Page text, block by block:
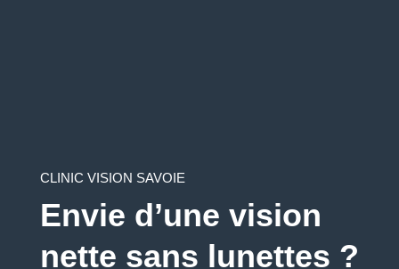
CLINIC VISION SAVOIE
Envie d’une vision
nette sans lunettes ?